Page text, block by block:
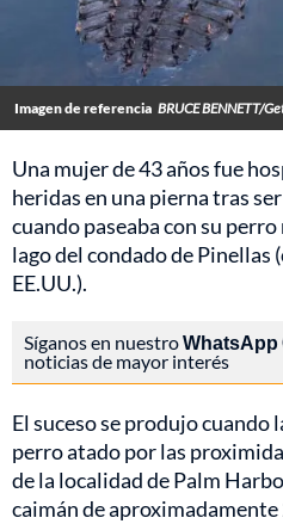
Imagen de referencia BRUCE BENNETT/
Una mujer de 43 años fue
heridas en una pierna tras
cuando paseaba con su
lago del condado de Pinellas
EE.UU.).
Síganos en nuestroWhatsApp
noticias de mayor interés
El suceso se produjo cuando
perro atado por las
de la localidad de Palm
caimán de